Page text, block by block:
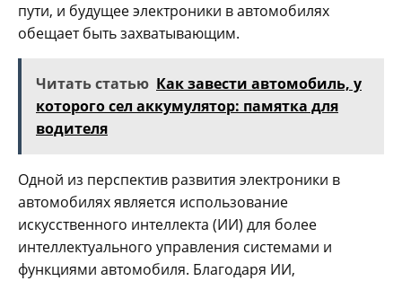
пути, и будущее электроники в автомобилях
обещает быть захватывающим.
Читать статью Как завести автомобиль, у
которого сел аккумулятор: памятка для
водителя
Одной из перспектив развития электроники в
автомобилях является использование
искусственного интеллекта (ИИ) для более
интеллектуального управления системами и
функциями автомобиля. Благодаря ИИ,